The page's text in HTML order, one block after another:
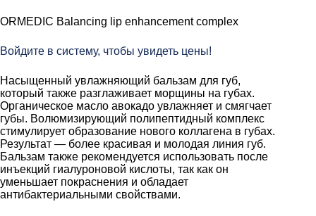
ORMEDIC Balancing lip enhancement complex
Войдите в систему, чтобы увидеть цены!
Насыщенный увлажняющий бальзам для губ,
который также разглаживает морщины на губах.
Органическое масло авокадо увлажняет и смягчает
губы. Волюмизирующий полипептидный комплекс
стимулирует образование нового коллагена в губах.
Результат — более красивая и молодая линия губ.
Бальзам также рекомендуется использовать после
инъекций гиалуроновой кислоты, так как он
уменьшает покраснения и обладает
антибактериальными свойствами.